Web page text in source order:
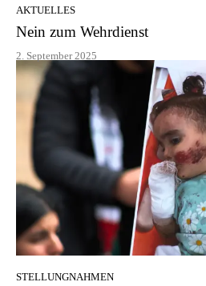
AKTUELLES
Nein zum Wehrdienst
2. September 2025
STELLUNGNAHMEN